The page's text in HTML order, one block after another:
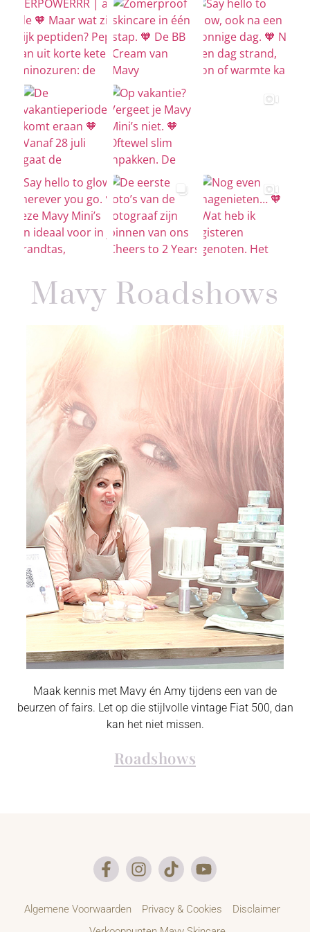
Mavy Roadshows
Maak kennis met Mavy én Amy tijdens een van de
beurzen of fairs. Let op die stijlvolle vintage Fiat 500, dan
kan het niet missen.
Roadshows
Algemene Voorwaarden Privacy & Cookies
Disclaimer